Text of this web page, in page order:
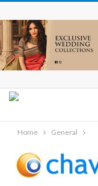
Home General